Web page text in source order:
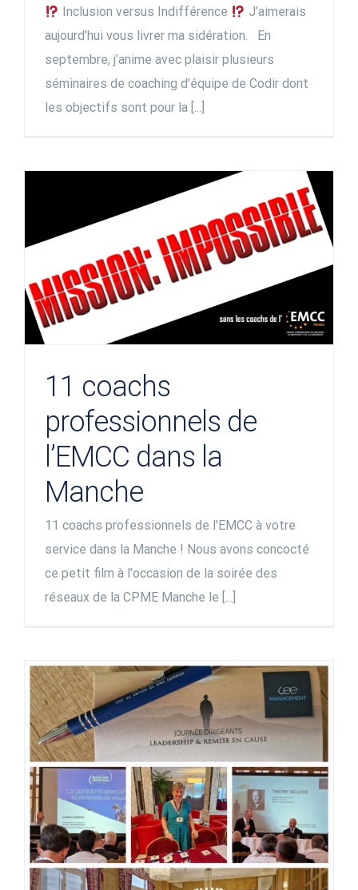
Inclusion versus Indifférence
J’aimerais
aujourd’hui vous livrer ma sidération. En
septembre, j’anime avec plaisir plusieurs
séminaires de coaching d’équipe de Codir dont
les objectifs sont pour la [...]
11 coachs
professionnels de
l’EMCC dans la
Manche
11 coachs professionnels de l'EMCC à votre
service dans la Manche ! Nous avons concocté
ce petit film à l'occasion de la soirée des
réseaux de la CPME Manche le [...]